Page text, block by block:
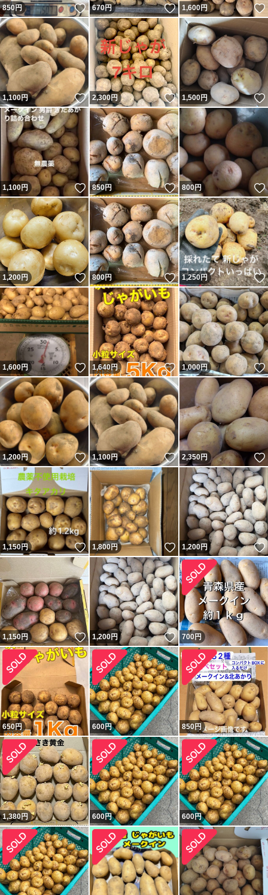
850円 いいね！
670円 いいね！
1,600円
1,100円 いいね！
2,300円 いいね！
1,500円
1,100円 いいね！
850円 いいね！
800円
1,200円 いいね！
800円 いいね！
1,250円
1,600円 いいね！
1,640円 いいね！
1,000円
1,200円 いいね！
1,100円 いいね！
2,350円
1,150円 いいね！
1,800円 いいね！
1,200円
1,150円 いいね！
1,200円 いいね！
700円
650円 600円 850円
1,380円 600円 600円